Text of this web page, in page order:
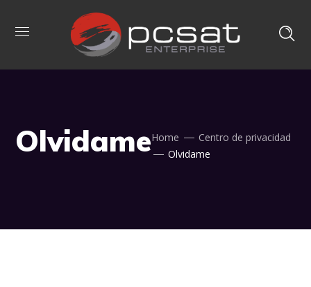
OlvidameHome
Centro de privacidad
Olvidame